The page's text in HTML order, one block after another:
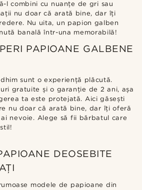
l combini cu nuanțe de gri sau
nu doar că arată bine, dar îți
Nu uita, un papion galben
banală într-una memorabilă!
PAPIOANE GALBENE
sunt o experiență plăcută.
gratuite și o garanție de 2 ani, așa
ta este protejată. Aici găsești
nu doar că arată bine, dar îți oferă
nevoie. Alege să fii bărbatul care
DEOSEBITE
modele de papioane din